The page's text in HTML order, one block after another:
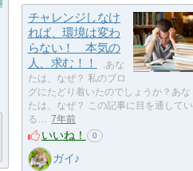
チャレンジしなけ
れば、環境は変わ
らない！ 本気の
人、求む！！
.あな
たは、なぜ？ 私のブロ
グにたどり着いたのでしょうか？あな
たは、なぜ？ この記事に目を通してい
る…
7年前
いいね！ 0
ガイ♪